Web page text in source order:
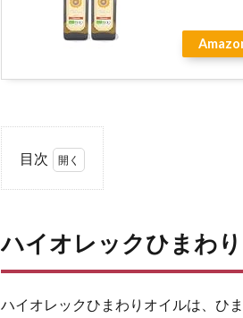
目次
ック
オイ
ハイオレックひまわ
ハイオレックひまわりオイルは、ひ